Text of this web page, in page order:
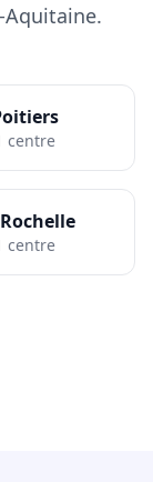
Aquitaine.
centre
centre